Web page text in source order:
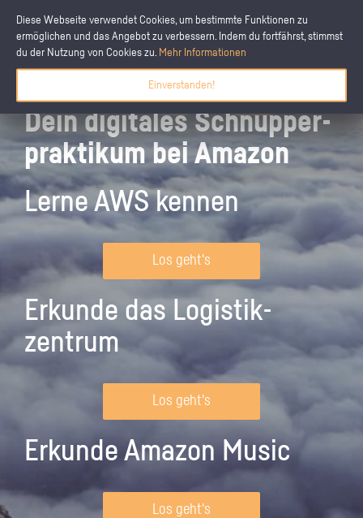
Diese Webseite verwendet Cookies, um bestimmte Funktionen zu
ermöglichen und das Angebot zu verbessern. Indem du fortfährst, stimmst
du der Nutzung von Cookies zu. Mehr Informationen
Einverstanden!
Dein digitales Schnupper­
praktikum bei Amazon
Lerne AWS kennen
Los geht's
Erkunde das Logistik­
zentrum
Los geht's
Erkunde Amazon Music
Los geht's